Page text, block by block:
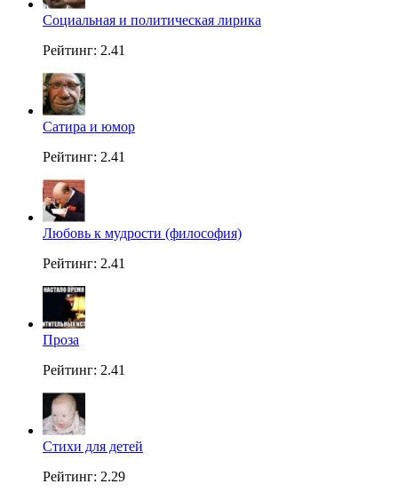
Социальная и политическая лирика
Рейтинг: 2.41
Сатира и юмор
Рейтинг: 2.41
Любовь к мудрости (философия)
Рейтинг: 2.41
Проза
Рейтинг: 2.41
Стихи для детей
Рейтинг: 2.29